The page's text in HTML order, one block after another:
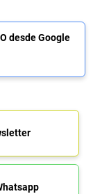
desde Google